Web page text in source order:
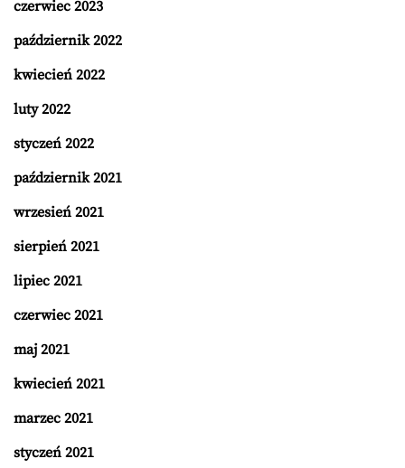
czerwiec 2023
październik 2022
kwiecień 2022
luty 2022
styczeń 2022
październik 2021
wrzesień 2021
sierpień 2021
lipiec 2021
czerwiec 2021
maj 2021
kwiecień 2021
marzec 2021
styczeń 2021